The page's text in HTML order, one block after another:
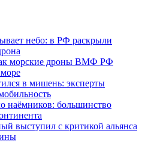
небо: в РФ раскрыли
морские дроны ВМФ РФ
в мишень: эксперты
наёмников: большинство
выступил с критикой альянса